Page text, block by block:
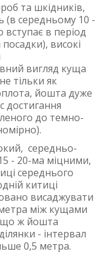
та шкідників,
(в середньому 10 -
вступає в період
високі
вигляд куща
тільки як
йошта дуже
достигання
до темно-
середньо-
- 20-ма міцними,
середнього
китиці
висаджувати
між кущами
ж йошта
- інтервал
0,5 метра.